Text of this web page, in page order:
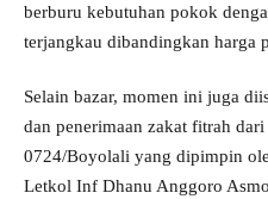
berburu kebutuhan pokok
terjangkau dibandingkan harga
Selain bazar, momen ini juga
dan penerimaan zakat fitrah
0724/Boyolali yang dipimpin
Letkol Inf Dhanu Anggoro